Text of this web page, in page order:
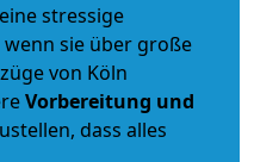
stressige
sie über große
von Köln
Vorbereitung und
dass alles